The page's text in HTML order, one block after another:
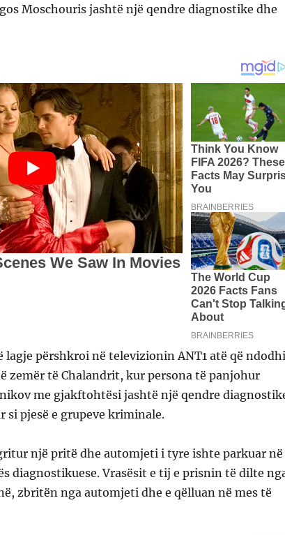
Moschouris jashtë një qendre diagnostike dhe
lagje përshkroi në televizionin ANT1 atë që ndodhi
zemër të Chalandrit, kur persona të panjohur
me gjakftohtësi jashtë një qendre
pjesë e grupeve kriminale.
një pritë dhe automjeti i tyre ishte parkuar në
diagnostikuese. Vrasësit e tij e prisnin të dilte
zbritën nga automjeti dhe e qëlluan në mes të